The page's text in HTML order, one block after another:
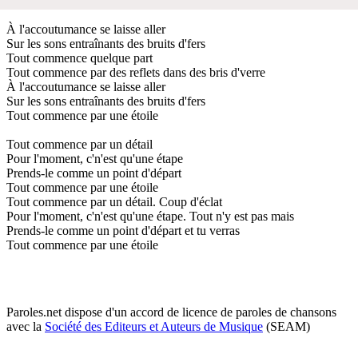
À l'accoutumance se laisse aller
Sur les sons entraînants des bruits d'fers
Tout commence quelque part
Tout commence par des reflets dans des bris d'verre
À l'accoutumance se laisse aller
Sur les sons entraînants des bruits d'fers
Tout commence par une étoile
Tout commence par un détail
Pour l'moment, c'n'est qu'une étape
Prends-le comme un point d'départ
Tout commence par une étoile
Tout commence par un détail. Coup d'éclat
Pour l'moment, c'n'est qu'une étape. Tout n'y est pas mais
Prends-le comme un point d'départ et tu verras
Tout commence par une étoile
Paroles.net dispose d'un accord de licence de paroles de chansons
avec la Société des Editeurs et Auteurs de Musique (SEAM)